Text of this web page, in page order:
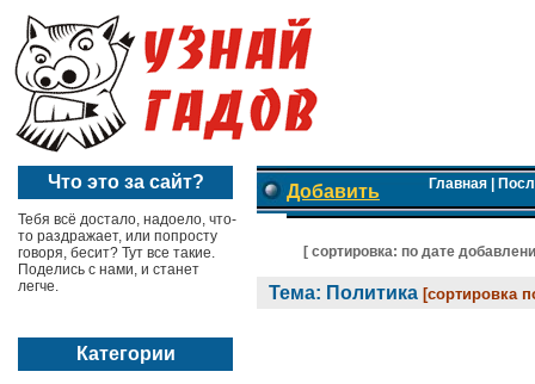
Что это за сайт?
Тебя всё достало, надоело, что-
то раздражает, или попросту
говоря, бесит? Тут все такие.
Поделись с нами, и станет
легче.
Категории
Добавить Главная|
[ cортировка: по дате
Тема: Политика [сортировка